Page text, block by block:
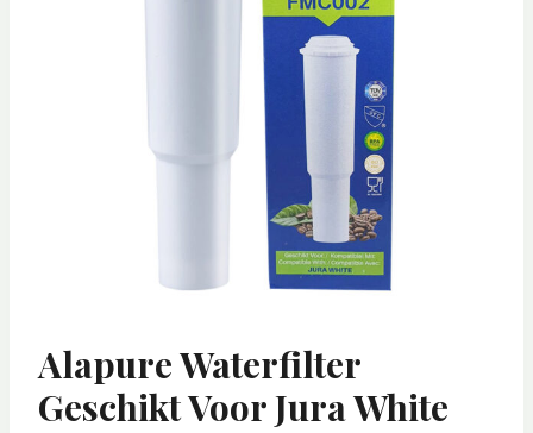
Alapure Waterfilter
Geschikt Voor Jura White